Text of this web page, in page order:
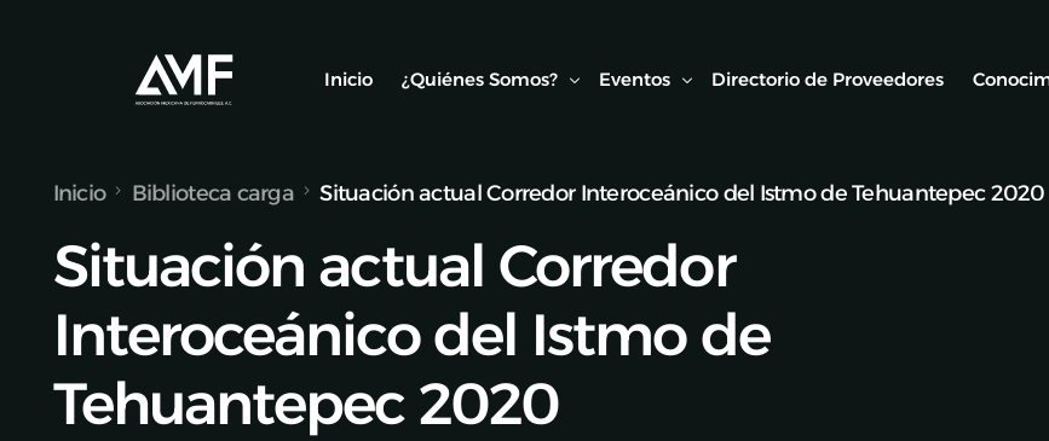
Inicio ¿Quiénes Somos?
Socios
Nuestro Equipo
Eventos
Conexión AMF
Webinars Técnicos
Expo Rail
Directorio de Proveedores
Inicio Biblioteca carga Situación actual Corredor Interoceánico del Istmo de Tehuantepec 2020
Situación actual Corredor
Interoceánico del Istmo de
Tehuantepec 2020